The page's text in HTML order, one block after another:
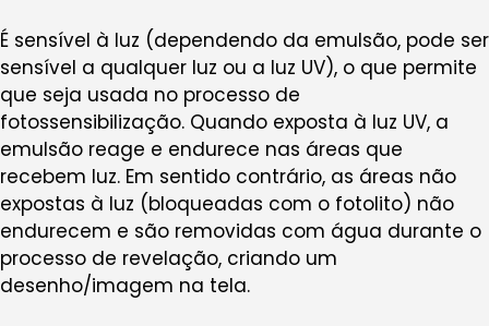
É sensível à luz (dependendo da emulsão, pode ser
sensível a qualquer luz ou a luz UV), o que permite
que seja usada no processo de
fotossensibilização. Quando exposta à luz UV, a
emulsão reage e endurece nas áreas que
recebem luz. Em sentido contrário, as áreas não
expostas à luz (bloqueadas com o fotolito) não
endurecem e são removidas com água durante o
processo de revelação, criando um
desenho/imagem na tela.